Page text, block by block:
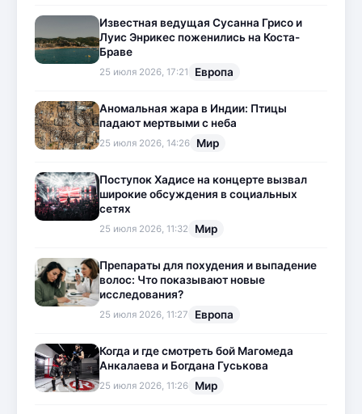
Известная ведущая Сусанна Грисо и
Луис Энрикес поженились на Коста-
Браве
25 июля 2026, 17:21 Европа
Аномальная жара в Индии: Птицы
падают мертвыми с неба
25 июля 2026, 14:26 Мир
Поступок Хадисе на концерте вызвал
широкие обсуждения в социальных
сетях
25 июля 2026, 11:32 Мир
Препараты для похудения и выпадение
волос: Что показывают новые
исследования?
25 июля 2026, 11:27 Европа
Когда и где смотреть бой Магомеда
Анкалаева и Богдана Гуськова
25 июля 2026, 11:26 Мир